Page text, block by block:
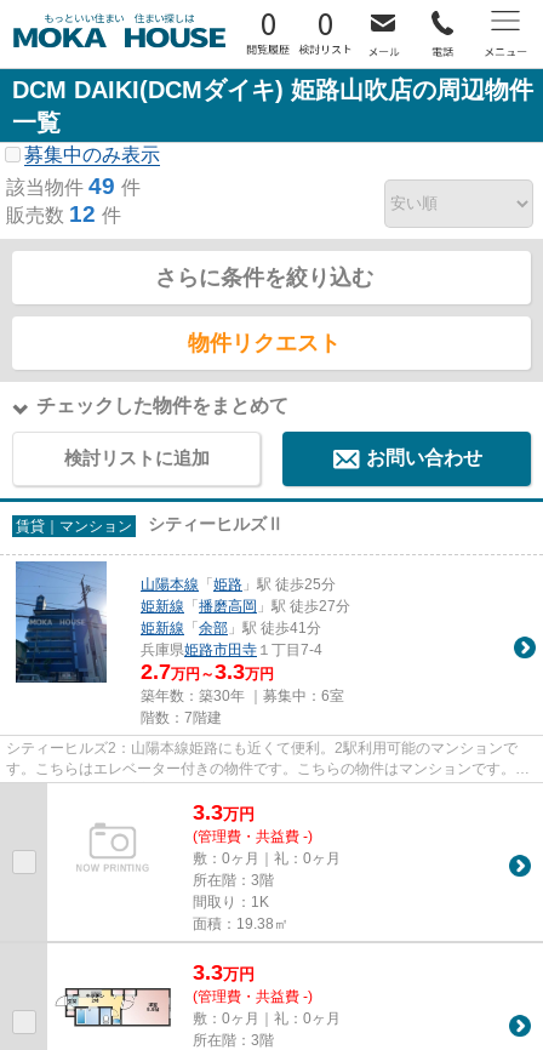
0 0
DCM DAIKI(DCMダイキ) 姫路山吹店の周辺物件
一覧
募集中のみ表示
該当物件 49 件
販売数 12 件
さらに条件を絞り込む
物件リクエスト
チェックした物件をまとめて
検討リストに追加 お問い合わせ
賃貸｜マンション シティーヒルズⅡ
山陽本線 「姫路 」駅 徒歩25分
姫新線 「播磨高岡 」駅 徒歩27分
姫新線 「余部 」駅 徒歩41分
兵庫県姫路市田寺 １丁目7-4
2.7万円～3.3万円
築年数：築30年 ｜募集中： 6室
階数：7階建
シティーヒルズ2：山陽本線姫路にも近くて便利。2駅利用可能のマンションで
す。こちらはエレベーター付きの物件です。こちらの物件はマンションです。で
きるだけ早めに不動産情報を集...
3.3万円
(管理費・共益費 -)
敷：0ヶ月｜礼：0ヶ月
所在階：3階
間取り：1K
面積：19.38㎡
3.3万円
(管理費・共益費 -)
敷：0ヶ月｜礼：0ヶ月
所在階：3階